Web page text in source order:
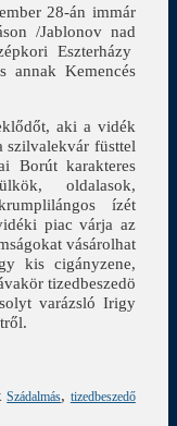
28-án immár
/Jablonov nad
Eszterházy
annak Kemencés
aki a vidék
szilvalekvár füsttel
Borút karakteres
oldalasok,
ízét
piac várja az
vásárolhat
kis cigányzene,
tizedbeszedö
varázsló Irigy
Szádalmás, tizedbeszedő